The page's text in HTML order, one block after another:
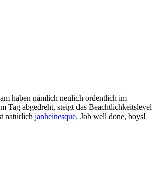
haben nämlich neulich ordentlich im
Tag abgedreht, steigt das Beachtlichkeitslevel
natürlich janheinesque. Job well done, boys!